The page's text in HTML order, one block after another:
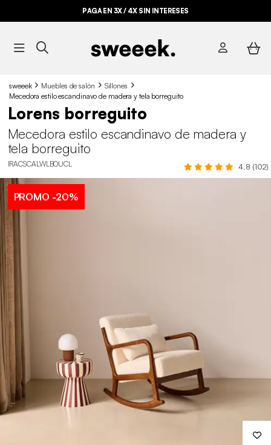
PAGA EN 3X / 4X SIN INTERESES
sweeek Muebles de salón
Sillones
Mecedora estilo escandinavo de madera y tela borreguito
Lorens borreguito
Mecedora estilo escandinavo de madera y
tela borreguito
IRACSCALWLBOUCL 4.8 (102)
PROMO -20%